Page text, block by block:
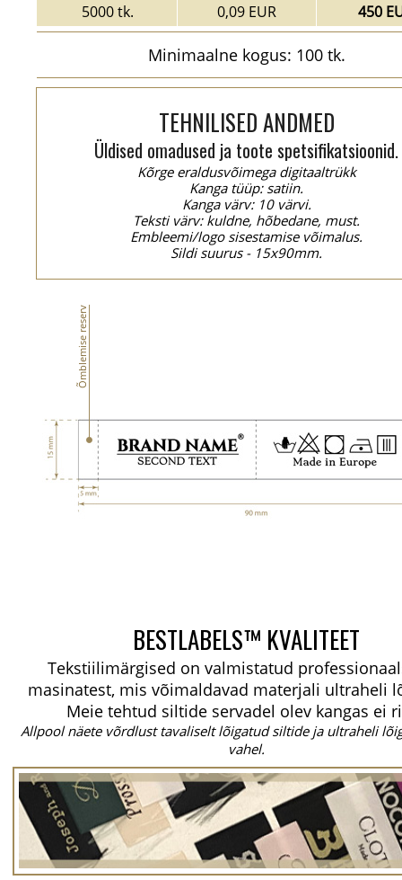
5000 tk.
0,09 EUR 450
Minimaalne kogus: 100 tk.
TEHNILISED ANDMED
Üldised omadused ja toote spetsifikatsioonid.
Kõrge eraldusvõimega digitaaltrükk
Kanga tüüp: satiin.
Kanga värv: 10 värvi.
Teksti värv: kuldne, hõbedane, must.
Embleemi/logo sisestamise võimalus.
Sildi suurus - 15x90mm.
Õmblemise reserv
BESTLABELS™ KVALITEET
Tekstiilimärgised on valmistatud
masinatest, mis võimaldavad materjali ultraheli
Meie tehtud siltide servadel olev kangas ei
Allpool näete võrdlust tavaliselt lõigatud siltide ja ultraheli
vahel.